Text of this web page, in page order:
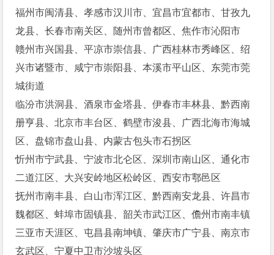
福州市闽清县、孝感市汉川市、宜昌市宜都市、甘孜九
龙县、长春市南关区、随州市曾都区、焦作市沁阳市
赣州市兴国县、平凉市崇信县、广西桂林市秀峰区、绍
兴市诸暨市、咸宁市崇阳县、本溪市平山区、东莞市莞
城街道
临汾市洪洞县、酒泉市金塔县、伊春市丰林县、黔西南
册亨县、北京市丰台区、鹤壁市浚县、广西北海市海城
区、盘锦市盘山县、内蒙古包头市石拐区
忻州市宁武县、宁波市北仑区、深圳市南山区、通化市
二道江区、大兴安岭地区松岭区、西安市鄠邑区
抚州市南丰县、白山市浑江区、黔西南安龙县、许昌市
魏都区、蚌埠市固镇县、韶关市武江区、儋州市南丰镇
三亚市天涯区、屯昌县南坤镇、肇庆市广宁县、南京市
玄武区、宁夏中卫市沙坡头区